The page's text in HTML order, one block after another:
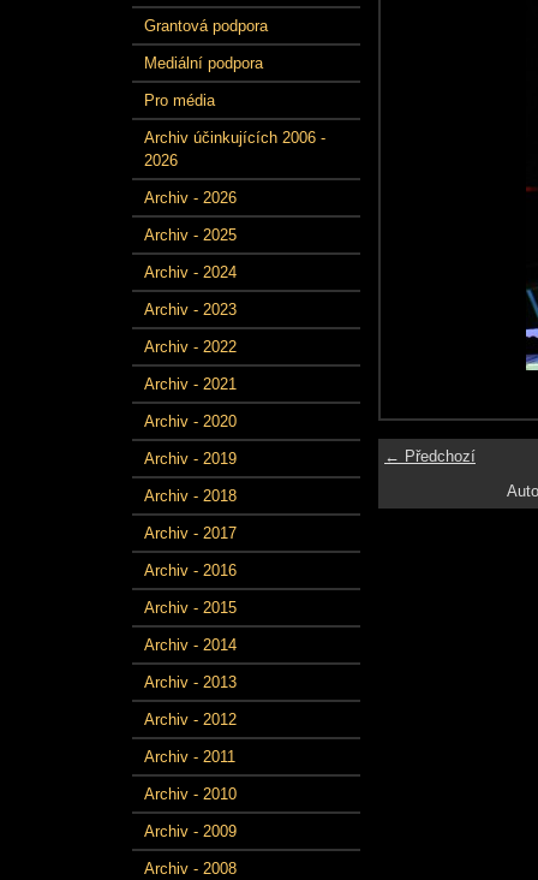
Grantová podpora
Mediální podpora
Pro média
Archiv účinkujících 2006 -
2026
Archiv - 2026
Archiv - 2025
Archiv - 2024
Archiv - 2023
Archiv - 2022
Archiv - 2021
Archiv - 2020
Archiv - 2019
Archiv - 2018
Archiv - 2017
Archiv - 2016
Archiv - 2015
Archiv - 2014
Archiv - 2013
Archiv - 2012
Archiv - 2011
Archiv - 2010
Archiv - 2009
Archiv - 2008
← Předchozí